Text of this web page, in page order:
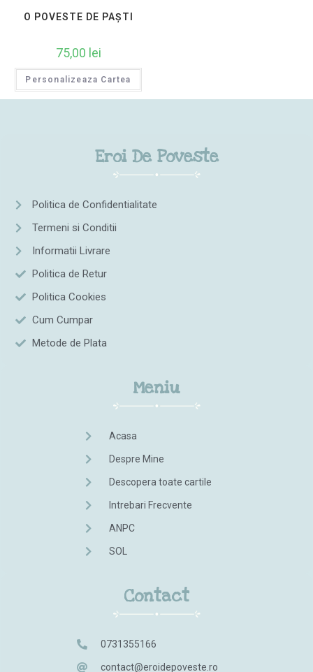
O POVESTE DE PAȘTI
75,00 lei
Personalizeaza Cartea
Eroi De Poveste
Politica de Confidentialitate
Termeni si Conditii
Informatii Livrare
Politica de Retur
Politica Cookies
Cum Cumpar
Metode de Plata
Meniu
Acasa
Despre Mine
Descopera toate cartile
Intrebari Frecvente
ANPC
SOL
Contact
0731355166
contact@eroidepoveste.ro